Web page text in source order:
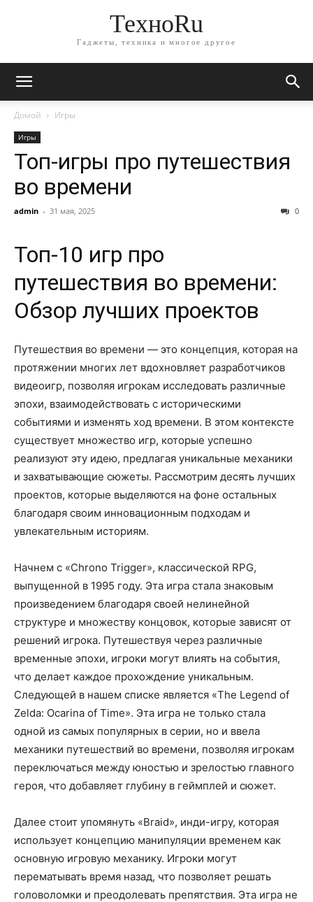
ТехноRu
Гаджеты, техника и многое другое
Домой Игры
Игры
Топ-игры про путешествия
во времени
admin - 31 мая, 2025 0
Топ-10 игр про
путешествия во времени:
Обзор лучших проектов
Путешествия во времени — это концепция, которая на
протяжении многих лет вдохновляет разработчиков
видеоигр, позволяя игрокам исследовать различные
эпохи, взаимодействовать с историческими
событиями и изменять ход времени. В этом контексте
существует множество игр, которые успешно
реализуют эту идею, предлагая уникальные механики
и захватывающие сюжеты. Рассмотрим десять лучших
проектов, которые выделяются на фоне остальных
благодаря своим инновационным подходам и
увлекательным историям.
Начнем с «Chrono Trigger», классической RPG,
выпущенной в 1995 году. Эта игра стала знаковым
произведением благодаря своей нелинейной
структуре и множеству концовок, которые зависят от
решений игрока. Путешествуя через различные
временные эпохи, игроки могут влиять на события,
что делает каждое прохождение уникальным.
Следующей в нашем списке является «The Legend of
Zelda: Ocarina of Time». Эта игра не только стала
одной из самых популярных в серии, но и ввела
механики путешествий во времени, позволяя игрокам
переключаться между юностью и зрелостью главного
героя, что добавляет глубину в геймплей и сюжет.
Далее стоит упомянуть «Braid», инди-игру, которая
использует концепцию манипуляции временем как
основную игровую механику. Игроки могут
перематывать время назад, что позволяет решать
головоломки и преодолевать препятствия. Эта игра не